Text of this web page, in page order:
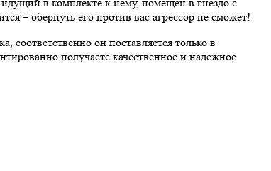
– обернуть его против вас агрессор не сможет!
соответственно он поставляется только в
получаете качественное и надежное